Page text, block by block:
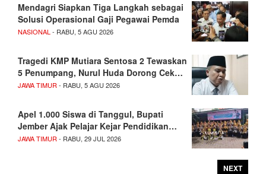
Mendagri Siapkan Tiga Langkah sebagai
Solusi Operasional Gaji Pegawai Pemda
NASIONAL - RABU, 5 AGU 2026
Tragedi KMP Mutiara Sentosa 2 Tewaskan
5 Penumpang, Nurul Huda Dorong Cek…
JAWA TIMUR - RABU, 5 AGU 2026
Apel 1.000 Siswa di Tanggul, Bupati
Jember Ajak Pelajar Kejar Pendidikan…
JAWA TIMUR - RABU, 29 JUL 2026
NEXT